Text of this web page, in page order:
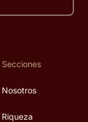
Secciones
Nosotros
Riqueza